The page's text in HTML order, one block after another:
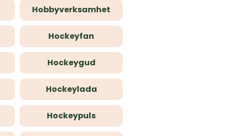
Hobbyverksamhet
Hockeyfan
Hockeygud
Hockeylada
Hockeypuls